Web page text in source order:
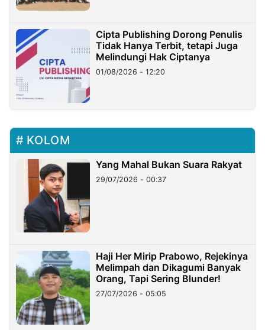
Cipta Publishing Dorong Penulis
Tidak Hanya Terbit, tetapi Juga
Melindungi Hak Ciptanya
01/08/2026 - 12:20
KOLOM
Yang Mahal Bukan Suara Rakyat
29/07/2026 - 00:37
Haji Her Mirip Prabowo, Rejekinya
Melimpah dan Dikagumi Banyak
Orang, Tapi Sering Blunder!
27/07/2026 - 05:05